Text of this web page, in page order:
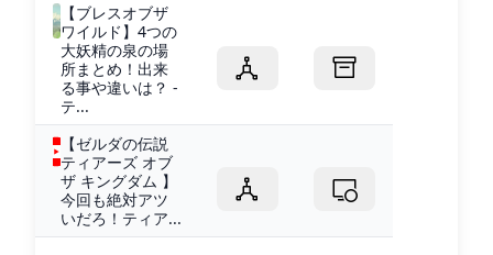
【ブレスオブザ
ワイルド】4つの
大妖精の泉の場
所まとめ！出来
る事や違いは？ -
テ...
【ゼルダの伝説
ティアーズ オブ
ザ キングダム 】
今回も絶対アツ
いだろ！ティア...